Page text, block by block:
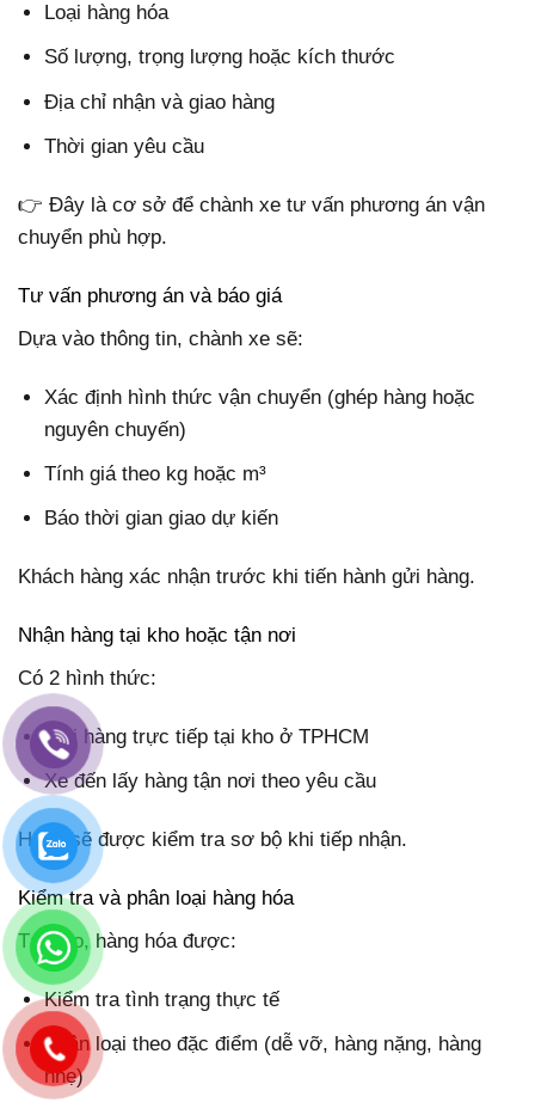
Loại hàng hóa
Số lượng, trọng lượng hoặc kích thước
Địa chỉ nhận và giao hàng
Thời gian yêu cầu
👉 Đây là cơ sở để chành xe tư vấn phương án vận
chuyển phù hợp.
Tư vấn phương án và báo giá
Dựa vào thông tin, chành xe sẽ:
Xác định hình thức vận chuyển (ghép hàng hoặc
nguyên chuyến)
Tính giá theo kg hoặc m³
Báo thời gian giao dự kiến
Khách hàng xác nhận trước khi tiến hành gửi hàng.
Nhận hàng tại kho hoặc tận nơi
Có 2 hình thức:
Gửi hàng trực tiếp tại kho ở TPHCM
Xe đến lấy hàng tận nơi theo yêu cầu
Hàng sẽ được kiểm tra sơ bộ khi tiếp nhận.
Kiểm tra và phân loại hàng hóa
Tại kho, hàng hóa được:
Kiểm tra tình trạng thực tế
Phân loại theo đặc điểm (dễ vỡ, hàng nặng, hàng
nhẹ)